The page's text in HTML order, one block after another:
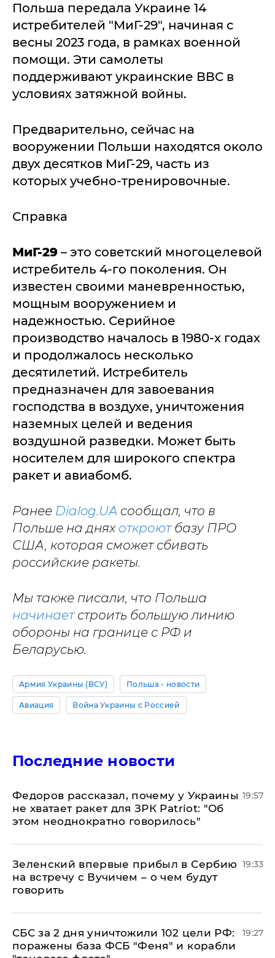
Польша передала Украине 14
истребителей "МиГ-29", начиная с
весны 2023 года, в рамках военной
помощи. Эти самолеты
поддерживают украинские ВВС в
условиях затяжной войны.
Предварительно, сейчас на
вооружении Польши находятся около
двух десятков МиГ-29, часть из
которых учебно-тренировочные.
Справка
МиГ-29 – это советский многоцелевой
истребитель 4-го поколения. Он
известен своими маневренностью,
мощным вооружением и
надежностью. Серийное
производство началось в 1980-х годах
и продолжалось несколько
десятилетий. Истребитель
предназначен для завоевания
господства в воздухе, уничтожения
наземных целей и ведения
воздушной разведки. Может быть
носителем для широкого спектра
ракет и авиабомб.
Ранее Dialog.UA сообщал, что в
Польше на днях откроютбазу ПРО
США, которая сможет сбивать
российские ракеты.
Мы также писали, что Польша
начинаетстроить большую линию
обороны на границе с РФ и
Беларусью.
Армия Украины (ВСУ) Польша - новости
Авиация Война Украины с Россией
Последние новости
Федоров рассказал, почему у Украины
не хватает ракет для ЗРК Patriot: "Об
этом неоднократно говорилось"
19:57
Зеленский впервые прибыл в Сербию
на встречу с Вучичем – о чем будут
говорить
19:33
СБС за 2 дня уничтожили 102 цели РФ:
поражены база ФСБ "Феня" и корабли
19:27